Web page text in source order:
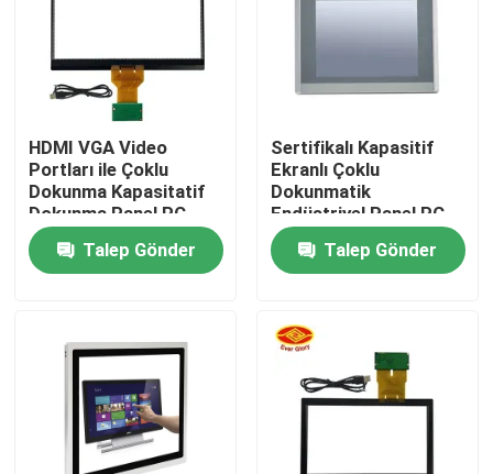
Fabrika turu
Kalite kontrol
Bize ulaşın
Teklif isteği
Dokunmatik Ekran Paneli
HDMI VGA Video
Portları ile Çoklu
Dokunma Kapasitatif
Dokunma Panel PC
Talep Gönder
Sertifikalı Kapasitif
Ekranlı Çoklu
Dokunmatik
Endüstriyel Panel PC
Talep Gönder